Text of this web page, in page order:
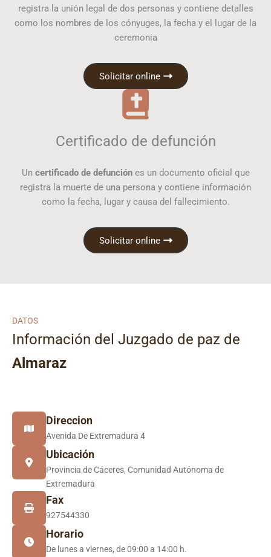
registra la unión legal de dos personas y contiene detalles
como los nombres de los cónyuges, la fecha y el lugar de la
ceremonia
Solicitar online
Certificado de defunción
Un certificado de defunciónes un documento oficial que
registra la muerte de una persona y contiene información
como la fecha, lugar y causa del fallecimiento.
Solicitar online
DATOS
Información del Juzgado de paz de
Almaraz
Direccion
Avenida De Extremadura 4
Ubicación
Provincia de Cáceres, Comunidad Autónoma de
Extremadura
Fax
927544330
Horario
De lunes a viernes, de 09:00 a 14:00 h.